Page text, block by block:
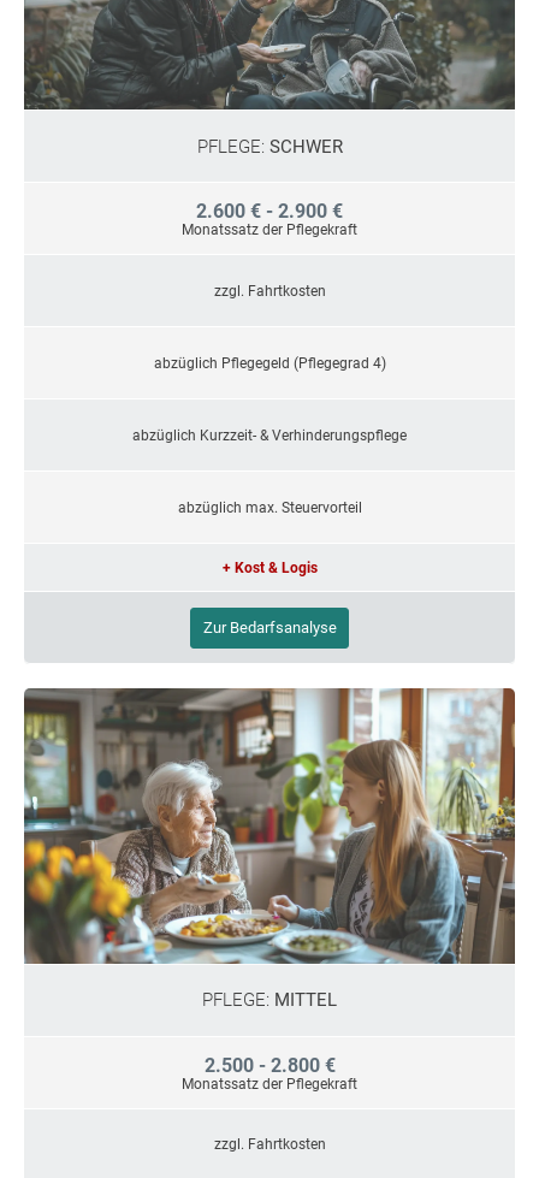
PFLEGE: SCHWER
2.600 € - 2.900 €
Monatssatz der Pflegekraft
zzgl. Fahrtkosten
abzüglich Pflegegeld (Pflegegrad 4)
abzüglich Kurzzeit- & Verhinderungspflege
abzüglich max. Steuervorteil
+ Kost & Logis
Zur Bedarfsanalyse
PFLEGE: MITTEL
2.500 - 2.800 €
Monatssatz der Pflegekraft
zzgl. Fahrtkosten